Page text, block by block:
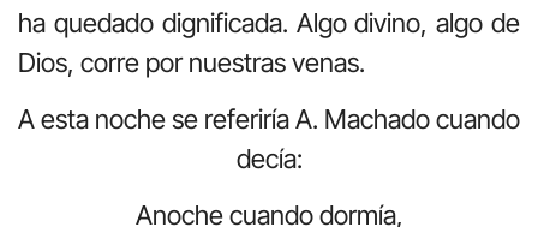
ha quedado dignificada. Algo divino, algo de
Dios, corre por nuestras venas.
A esta noche se referiría A. Machado cuando
decía:
Anoche cuando dormía,